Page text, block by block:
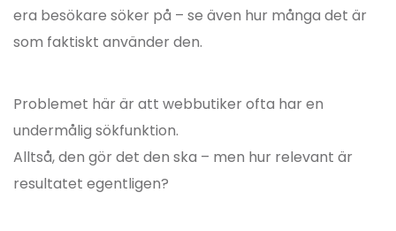
era besökare söker på – se även hur många det är
som faktiskt använder den.
Problemet här är att webbutiker ofta har en
undermålig sökfunktion.
Alltså, den gör det den ska – men hur relevant är
resultatet egentligen?